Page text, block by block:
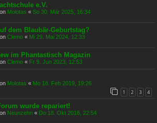
e.V.
Molotas « So 30. Mär 2025, 16:34
dem Blaubär-Geburtstag?
Clemo « Mi 29. Mai 2024, 12:33
im Phantastisch Magazin
Clemo « Fr 9. Jun 2023, 12:53
Molotas « Mo 18. Feb 2019, 19:26
1 2 3 4
wurde repariert!
Neunzehn « Do 18. Okt 2018, 22:54